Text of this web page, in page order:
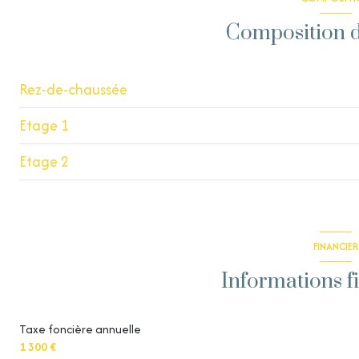
Composition
Rez-de-chaussée
entrée
bureau
Etage 1
salon/sejour
Etage 2
FINANCIER
Informations
Taxe foncière annuelle
1 300 €